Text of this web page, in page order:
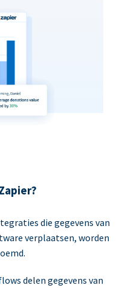
die gegevens van
verplaatsen, worden
delen gegevens van